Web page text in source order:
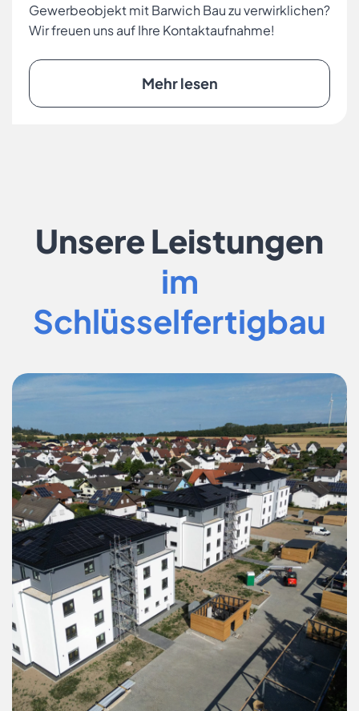
Gewerbeobjekt mit Barwich Bau zu verwirklichen?
Wir freuen uns auf Ihre Kontaktaufnahme!
Mehr lesen
Unsere Leistungen
im
Schlüsselfertigbau